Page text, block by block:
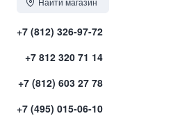
+7 (812) 326-97-72
+7 812 320 71 14
+7 (812) 603 27 78
+7 (495) 015-06-10